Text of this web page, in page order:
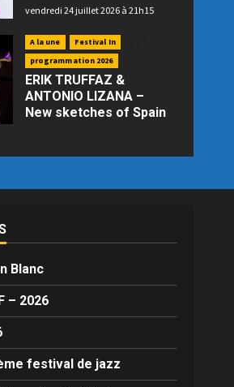
vendredi 24 juillet 2026 à 21h15
deuxième partie
A la une Festival In
programmation 2026
ERIK TRUFFAZ &
ANTONIO LIZANA –
New sketches of Spain
Blanc
– 2026
festival de jazz